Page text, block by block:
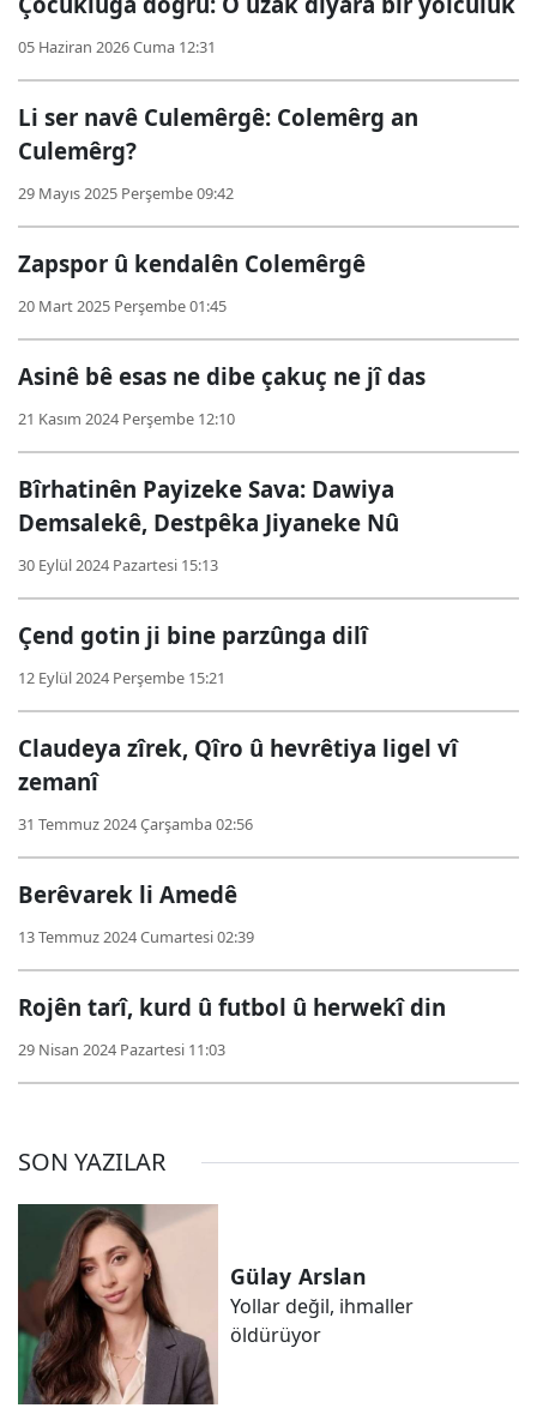
05 Haziran 2026 Cuma 12:31
Li ser navê Culemêrgê: Colemêrg an
Culemêrg?
29 Mayıs 2025 Perşembe 09:42
Zapspor û kendalên Colemêrgê
20 Mart 2025 Perşembe 01:45
Asinê bê esas ne dibe çakuç ne jî das
21 Kasım 2024 Perşembe 12:10
Bîrhatinên Payizeke Sava: Dawiya
Demsalekê, Destpêka Jiyaneke Nû
30 Eylül 2024 Pazartesi 15:13
Çend gotin ji bine parzûnga dilî
12 Eylül 2024 Perşembe 15:21
Claudeya zîrek, Qîro û hevrêtiya ligel vî
zemanî
31 Temmuz 2024 Çarşamba 02:56
Berêvarek li Amedê
13 Temmuz 2024 Cumartesi 02:39
Rojên tarî, kurd û futbol û herwekî din
29 Nisan 2024 Pazartesi 11:03
SON YAZILAR
Gülay Arslan
Yollar değil, ihmaller
öldürüyor